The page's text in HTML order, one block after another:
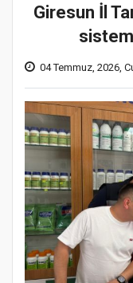
Giresun İl
04 Temmuz, 2026,